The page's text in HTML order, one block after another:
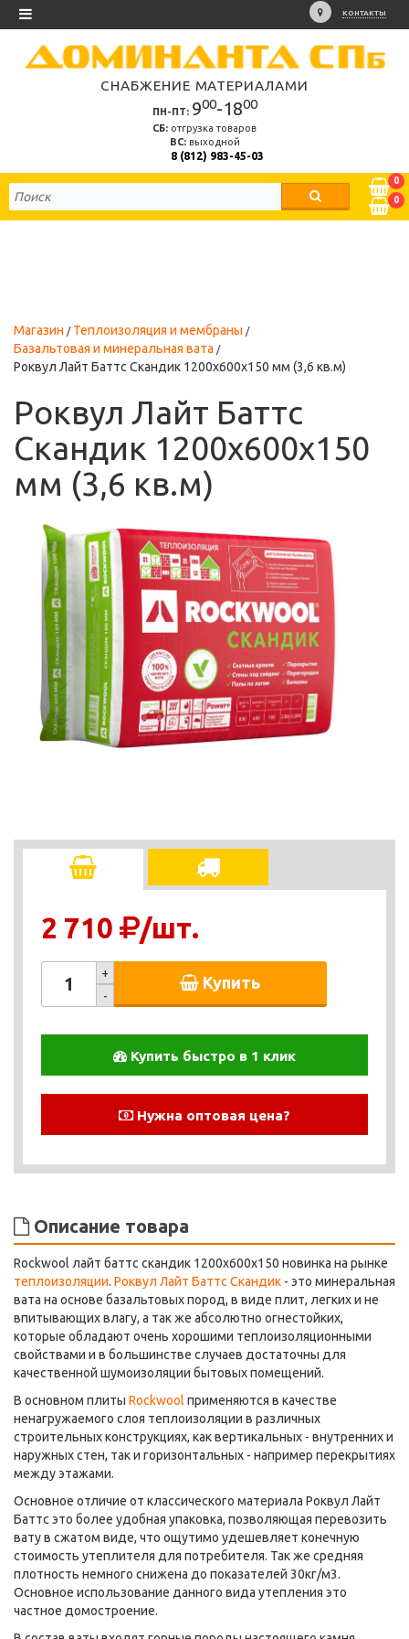
КОНТАКТЫ
СНАБЖЕНИЕ МАТЕРИАЛАМИ
ПН-ПТ: 900-1800
СБ: отгрузка товаров
ВС:выходной
8 (812) 983-45-03
0
0
Магазин
Теплоизоляция и мембраны
Базальтовая и минеральная вата
Роквул Лайт Баттс Скандик 1200х600х150 мм (3,6 кв.м)
Роквул Лайт Баттс
Скандик 1200х600х150
мм (3,6 кв.м)
2 710 /шт.
+
-
Купить
Купить быстро в 1 клик
Нужна оптовая цена?
Описание товара
Rockwool лайт баттс скандик 1200х600х150 новинка на рынке
теплоизоляции. Роквул Лайт Баттс Скандик - это минеральная
вата на основе базальтовых пород, в виде плит, легких и не
впитывающих влагу, а так же абсолютно огнестойких,
которые обладают очень хорошими теплоизоляционными
свойствами и в большинстве случаев достаточны для
качественной шумоизоляции бытовых помещений.
В основном плиты Rockwool применяются в качестве
ненагружаемого слоя теплоизоляции в различных
строительных конструкциях, как вертикальных - внутренних и
наружных стен, так и горизонтальных - например перекрытиях
между этажами.
Основное отличие от классического материала Роквул Лайт
Баттс это более удобная упаковка, позволяющая перевозить
вату в сжатом виде, что ощутимо удешевляет конечную
стоимость утеплителя для потребителя. Так же средняя
плотность немного снижена до показателей 30кг/м3.
Основное использование данного вида утепления это
частное домостроение.